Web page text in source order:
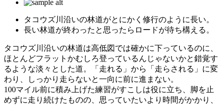
タコウズ川沿いの林道がとにかく修行のように長い。
長い林道が終わったと思ったらロードが待ち構える。
タコウズ川沿いの林道は高低図では確かに下っているのに、
ほとんどフラットかむしろ登っているんじゃないかと錯覚す
るような淡々とした道。「走れる」から「走らされる」に変
わり、しっかり走らないと一向に前に進まない。
100マイル前に積み上げた練習がすこしは役に立ち、脚を止
めずに走り続けたものの、思っていたいより時間がかかり、